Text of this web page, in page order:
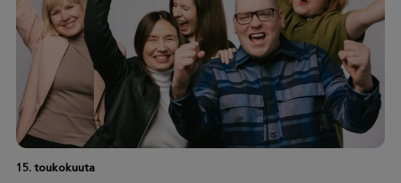
15. toukokuuta